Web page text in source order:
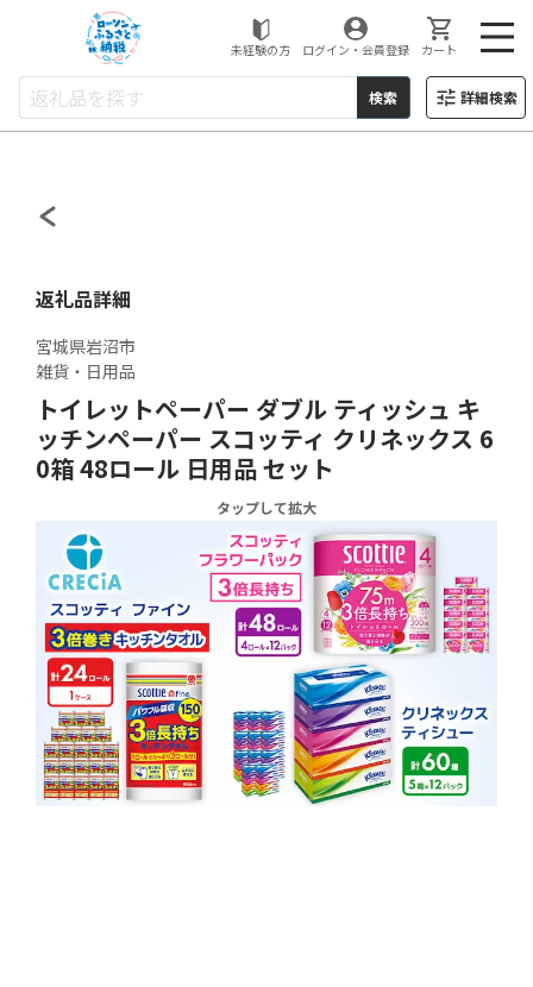
ローソンふるさと納税
未経験の方 ログイン・会員登録 カート
検索 詳細検索
返礼品詳細
宮城県岩沼市
雑貨・日用品
トイレットペーパー ダブル ティッシュ キ
ッチンペーパー スコッティ クリネックス 6
0箱 48ロール 日用品 セット
タップして拡大